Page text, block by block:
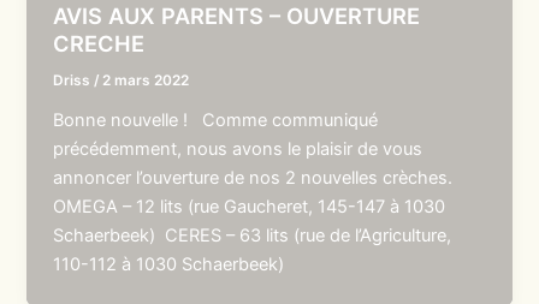
AVIS AUX PARENTS – OUVERTURE
CRECHE
Driss / 2 mars 2022
Bonne nouvelle ! Comme communiqué
précédemment, nous avons le plaisir de vous
annoncer l’ouverture de nos 2 nouvelles crèches.
OMEGA – 12 lits (rue Gaucheret, 145-147 à 1030
Schaerbeek) CERES – 63 lits (rue de l’Agriculture,
110-112 à 1030 Schaerbeek)